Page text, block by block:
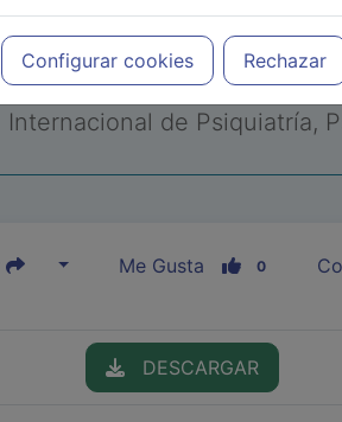
y decidir, en cada caso concreto, el
las necesidades del paciente.
Configurar cookies Rechazar
de Psiquiatría,
Me Gusta 0
DESCARGAR